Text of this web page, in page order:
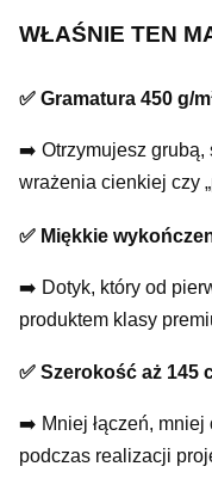
WŁAŚNIE TEN
✅ Gramatura 450 g/
➡️ Otrzymujesz grubą,
wrażenia cienkiej czy
✅ Miękkie
➡️ Dotyk, który od
produktem klasy
✅ Szerokość aż 145
➡️ Mniej łączeń,
podczas realizacji